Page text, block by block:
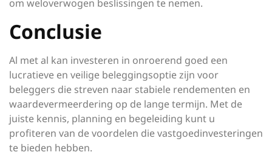
om weloverwogen beslissingen te nemen.
Conclusie
Al met al kan investeren in onroerend goed een
lucratieve en veilige beleggingsoptie zijn voor
beleggers die streven naar stabiele rendementen en
waardevermeerdering op de lange termijn. Met de
juiste kennis, planning en begeleiding kunt u
profiteren van de voordelen die vastgoedinvesteringen
te bieden hebben.